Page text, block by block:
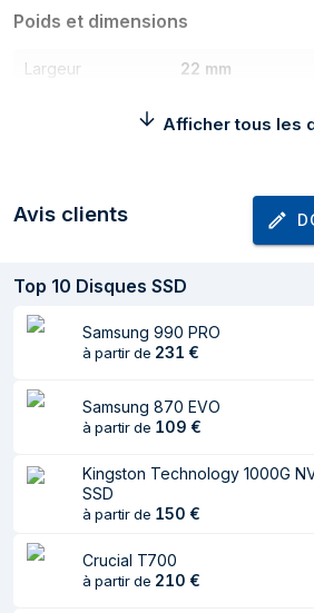
Poids et dimensions
Largeur 22 mm
Conditions environnementales
Température
0 - 70 °C
Informations sur l'emballage
Largeur du colis 100 mm
Profondeur du colis
Hauteur du colis 6,6 mm
Poids du paquet 20 g
Caractéristiques
Afficher tous les
Avis clients
Top 10 Disques SSD
Samsung 990 PRO
à partir de 231 €
Samsung 870 EVO
à partir de 109 €
Kingston Technology 1000G
SSD
à partir de 150 €
Crucial T700
à partir de 210 €